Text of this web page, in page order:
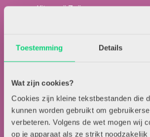
Toestemming Details
Wat zijn cookies?
Cookies zijn kleine tekstbestanden die
kunnen worden gebruikt om
verbeteren. Volgens de wet mogen wij
op je apparaat als ze strikt noodzakelijk
Over HJK
Artikel insturen
Uitgeverij Zwijsen
5041 SE Tilburg
013-5838800